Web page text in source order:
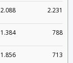
2.088 2.231
1.384 788
1.856 713